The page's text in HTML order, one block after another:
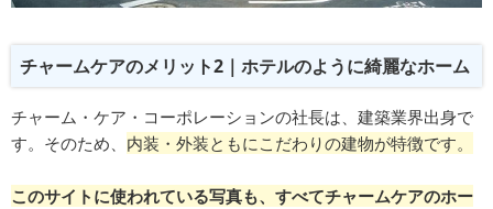
チャームケアのメリット2｜ホテルのように綺麗なホーム
チャーム・ケア・コーポレーションの社長は、建築業界出身で
す。そのため、 内装・外装ともにこだわりの建物が特徴です。
このサイトに使われている写真も、すべてチャームケアのホー